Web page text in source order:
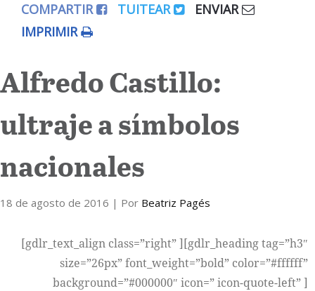
Editorial
Colaboradores
Internacional
Cultura
COMPARTIR TUITEAR
ENVIAR
IMPRIMIR
Alfredo Castillo:
ultraje a símbolos
nacionales
18 de agosto de 2016 | Por Beatriz Pagés
[gdlr_text_align class=”right” ][gdlr_heading tag=”h3″
size=”26px” font_weight=”bold” color=”#ffffff”
background=”#000000″ icon=” icon-quote-left” ]